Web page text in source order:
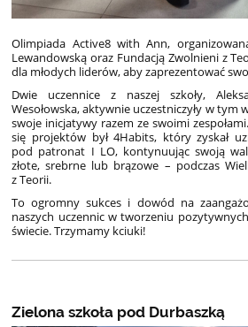
Olimpiada Active8 with Ann,
Lewandowską oraz Fundacją Zwolnieni z
dla młodych liderów, aby zaprezentować
Dwie uczennice z naszej szkoły,
Wesołowska, aktywnie uczestniczyły w tym
swoje inicjatywy razem ze swoimi zespołami.
się projektów był 4Habits, który zyskał
pod patronat I LO, kontynuując swoją
złote, srebrne lub brązowe – podczas
z Teorii.
To ogromny sukces i dowód na
naszych uczennic w tworzeniu
świecie. Trzymamy kciuki!
Zielona szkoła pod Durbaszką